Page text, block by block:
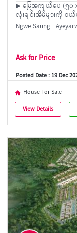
▶ မြေအကျယ်ပေ (၅၀
လုံးချင်းအိမ်များကို ဝ
Ngwe Saung |
Ask for Price
Posted Date : 19 Dec
House For Sale
View Details